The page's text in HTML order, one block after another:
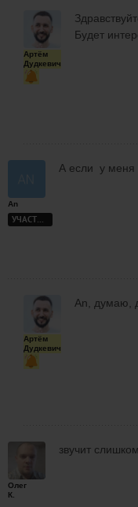
Артём
Дудкевич
Будет
An
УЧАСТНИК
А если у меня
Артём
Дудкевич
An, думаю,
Олег
К.
звучит